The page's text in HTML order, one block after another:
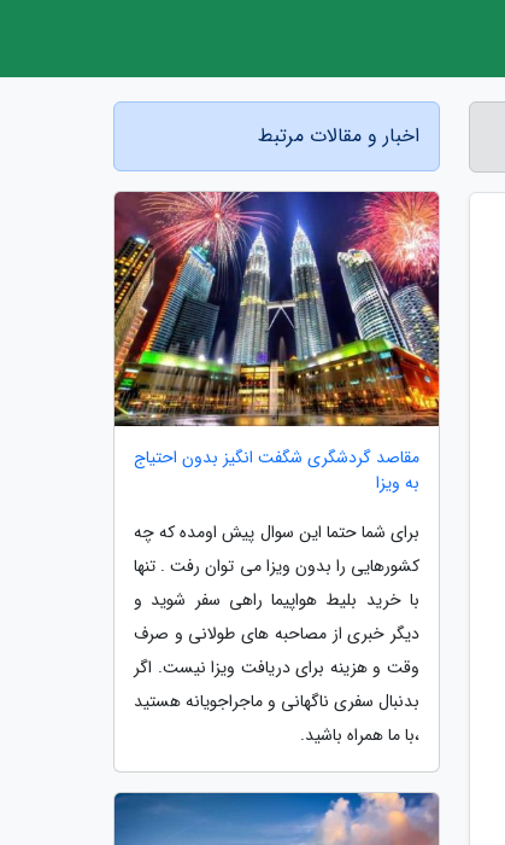
اخبار و مقالات مرتبط
مقاصد گردشگری شگفت انگیز بدون احتیاج
به ویزا
برای شما حتما این سوال پیش اومده که چه
کشورهایی را بدون ویزا می توان رفت . تنها
با خرید بلیط هواپیما راهی سفر شوید و
دیگر خبری از مصاحبه های طولانی و صرف
وقت و هزینه برای دریافت ویزا نیست. اگر
بدنبال سفری ناگهانی و ماجراجویانه هستید
،با ما همراه باشید.